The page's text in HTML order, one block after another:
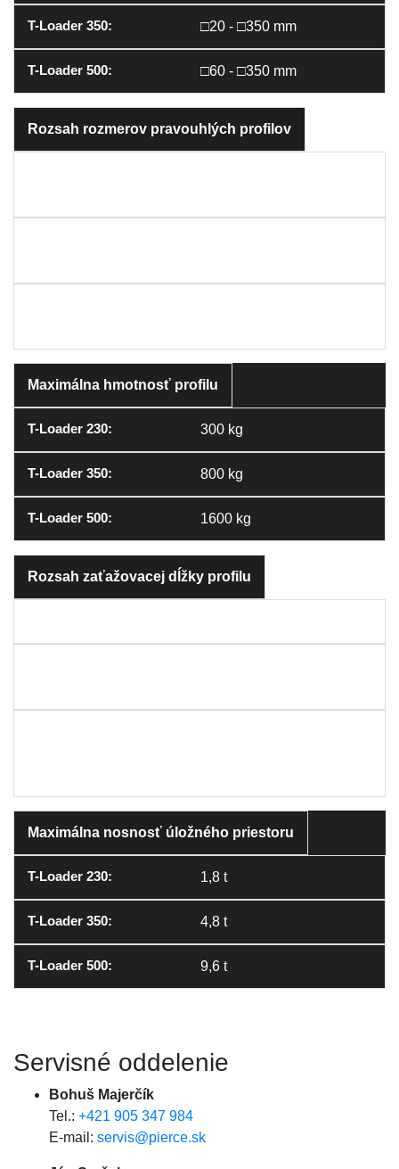
□20 - □350 mm
□60 - □350 mm
Rozsah rozmerov pravouhlých profilov
Maximálna hmotnosť profilu
300 kg
800 kg
1600 kg
Rozsah zaťažovacej dĺžky profilu
Maximálna nosnosť úložného priestoru
1,8 t
4,8 t
9,6 t
Servisné oddelenie
Bohuš Majerčík
Tel.: +421 905 347 984
E-mail: servis@pierce.sk